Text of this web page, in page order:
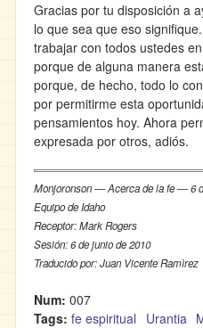
Gracias por tu disposición a
lo que sea que eso
trabajar con todos ustedes
porque de alguna manera
porque, de hecho, todo lo
por permitirme esta
pensamientos hoy. Ahora
expresada por otros, adiós.
Monjoronson ― Acerca de la fe ― 6
Equipo de Idaho
Receptor: Mark Rogers
Sesión: 6 de junio de 2010
Traducido por: Juan Vicente Ramìrez
Num: 007
Tags: fe espiritual Urantia